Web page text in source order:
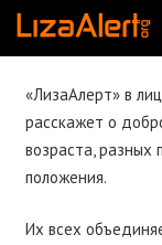
«ЛизаАлерт» в
расскажет о
возраста, разных
положения.
Их всех